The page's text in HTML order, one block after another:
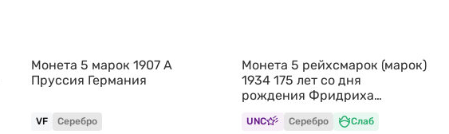
Монета 5 марок 1907 А
Пруссия Германия
VF Серебро
Монета 5 рейхсмарок (марок)
1934 175 лет со дня
рождения Фридриха
Шиллера Германия слаб ННР
MS 63
UNC Серебро Слаб